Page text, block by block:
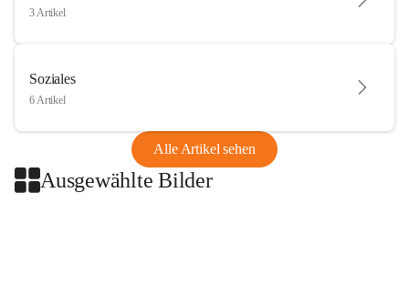
3 Artikel
Soziales
6 Artikel
Alle Artikel sehen
Ausgewählte Bilder